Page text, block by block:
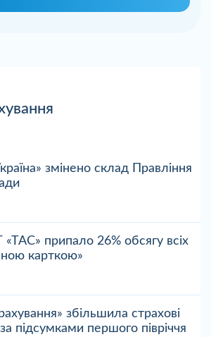
змінено склад Правління
«ТАС» припало 26% обсягу всіх
карткою»
збільшила страхові
підсумками першого півріччя